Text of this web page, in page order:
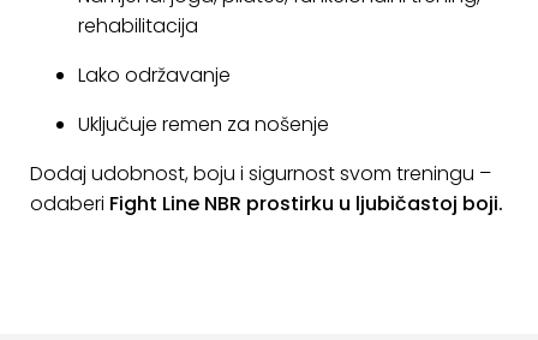
rehabilitacija
Lako održavanje
Uključuje remen za nošenje
Dodaj udobnost, boju i sigurnost svom treningu –
odaberi Fight Line NBR prostirku u ljubičastoj boji.